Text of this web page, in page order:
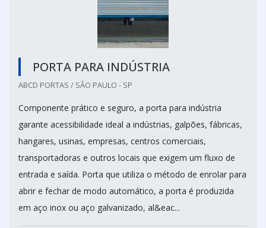
PORTA PARA INDÚSTRIA
ABCD PORTAS / SÃO PAULO - SP
Componente prático e seguro, a porta para indústria
garante acessibilidade ideal a indústrias, galpões, fábricas,
hangares, usinas, empresas, centros comerciais,
transportadoras e outros locais que exigem um fluxo de
entrada e saída. Porta que utiliza o método de enrolar para
abrir e fechar de modo automático, a porta é produzida
em aço inox ou aço galvanizado, al&eac...